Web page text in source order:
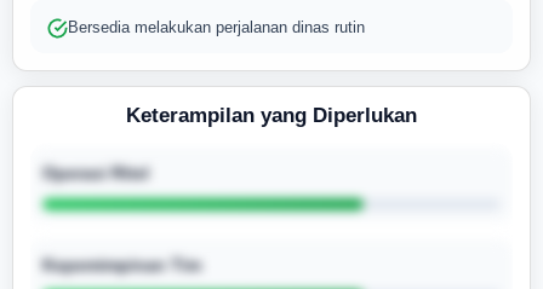
Bersedia melakukan perjalanan dinas rutin
Keterampilan yang Diperlukan
Operasi Ritel
Kepemimpinan Tim